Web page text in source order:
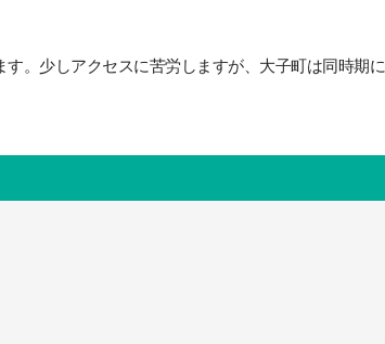
す。少しアクセスに苦労しますが、大子町は同時期に